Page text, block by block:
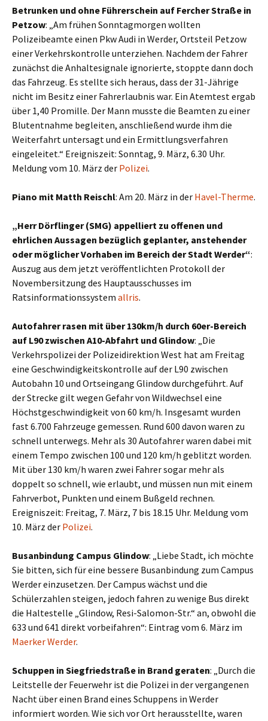
Betrunken und ohne Führerschein auf Fercher Straße in
Petzow: „Am frühen Sonntagmorgen wollten
Polizeibeamte einen Pkw Audi in Werder, Ortsteil Petzow
einer Verkehrskontrolle unterziehen. Nachdem der Fahrer
zunächst die Anhaltesignale ignorierte, stoppte dann doch
das Fahrzeug. Es stellte sich heraus, dass der 31-Jährige
nicht im Besitz einer Fahrerlaubnis war. Ein Atemtest ergab
über 1,40 Promille. Der Mann musste die Beamten zu einer
Blutentnahme begleiten, anschließend wurde ihm die
Weiterfahrt untersagt und ein Ermittlungsverfahren
eingeleitet.“ Ereigniszeit: Sonntag, 9. März, 6.30 Uhr.
Meldung vom 10. März der Polizei.
Piano mit Matth Reischl: Am 20. März in der Havel-Therme.
„Herr Dörflinger (SMG) appelliert zu offenen und
ehrlichen Aussagen bezüglich geplanter, anstehender
oder möglicher Vorhaben im Bereich der Stadt Werder“:
Auszug aus dem jetzt veröffentlichten Protokoll der
Novembersitzung des Hauptausschusses im
Ratsinformationssystem allris.
Autofahrer rasen mit über 130km/h durch 60er-Bereich
auf L90 zwischen A10-Abfahrt und Glindow: „Die
Verkehrspolizei der Polizeidirektion West hat am Freitag
eine Geschwindigkeitskontrolle auf der L90 zwischen
Autobahn 10 und Ortseingang Glindow durchgeführt. Auf
der Strecke gilt wegen Gefahr von Wildwechsel eine
Höchstgeschwindigkeit von 60 km/h. Insgesamt wurden
fast 6.700 Fahrzeuge gemessen. Rund 600 davon waren zu
schnell unterwegs. Mehr als 30 Autofahrer waren dabei mit
einem Tempo zwischen 100 und 120 km/h geblitzt worden.
Mit über 130 km/h waren zwei Fahrer sogar mehr als
doppelt so schnell, wie erlaubt, und müssen nun mit einem
Fahrverbot, Punkten und einem Bußgeld rechnen.
Ereigniszeit: Freitag, 7. März, 7 bis 18.15 Uhr. Meldung vom
10. März der Polizei.
Busanbindung Campus Glindow: „Liebe Stadt, ich möchte
Sie bitten, sich für eine bessere Busanbindung zum Campus
Werder einzusetzen. Der Campus wächst und die
Schülerzahlen steigen, jedoch fahren zu wenige Bus direkt
die Haltestelle „Glindow, Resi-Salomon-Str.“ an, obwohl die
633 und 641 direkt vorbeifahren“: Eintrag vom 6. März im
Maerker Werder.
Schuppen in Siegfriedstraße in Brand geraten: „Durch die
Leitstelle der Feuerwehr ist die Polizei in der vergangenen
Nacht über einen Brand eines Schuppens in Werder
informiert worden. Wie sich vor Ort herausstellte, waren